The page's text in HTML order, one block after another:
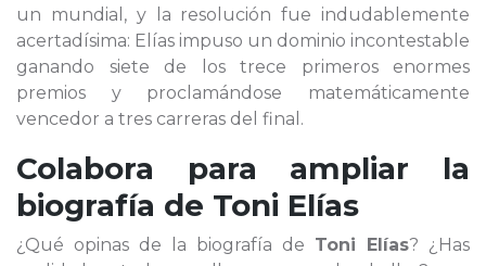
un mundial, y la resolución fue indudablemente
acertadísima: Elías impuso un dominio incontestable
ganando siete de los trece primeros enormes
premios y proclamándose matemáticamente
vencedor a tres carreras del final.
Colabora para ampliar la
biografía de Toni Elías
¿Qué opinas de la biografía de Toni Elías? ¿Has